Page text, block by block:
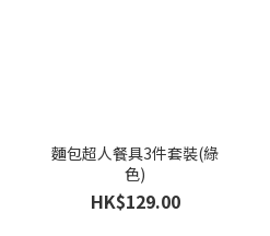
麵包超人餐具3件套裝(綠
色)
HK$129.00